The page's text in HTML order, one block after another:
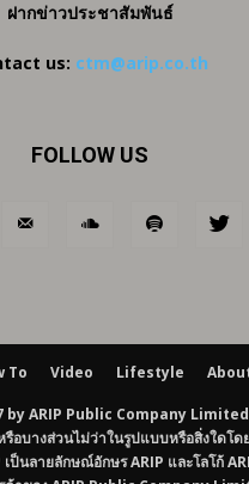
ฝากข่าวประชาสัมพันธ์
us: ctm@arip.co.th
FOLLOW US
To Video Lifestyle
ARIP Public Company Limited
อบางส่วนไม่ว่าในรูปแบบหรือสิ่งใดโด
ป็นลายลักษณ์อักษร ARIP และโลโก้